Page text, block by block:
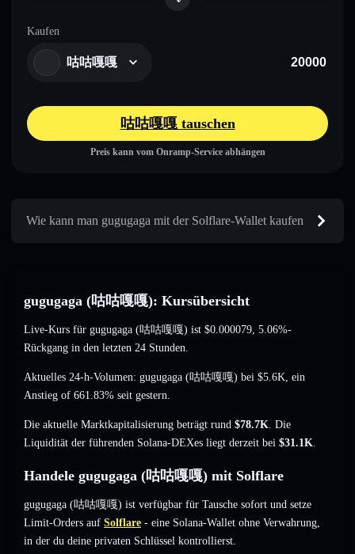
Kaufen
咕咕嘎嘎
咕咕嘎嘎 tauschen
Preis kann vom Onramp-Service abhängen
Wie kann man gugugaga mit der Solflare-Wallet kaufen
gugugaga (咕咕嘎嘎): Kursübersicht
Live-Kurs für gugugaga (咕咕嘎嘎) ist $0.000079, 5.06%-
Rückgang in den letzten 24 Stunden.
Aktuelles 24-h-Volumen: gugugaga (咕咕嘎嘎) bei $5.6K, ein
Anstieg of 661.83% seit gestern.
Die aktuelle Marktkapitalisierung beträgt rund $78.7K. Die
Liquidität der führenden Solana-DEXes liegt derzeit bei $31.1K.
Handele gugugaga (咕咕嘎嘎) mit Solflare
gugugaga (咕咕嘎嘎) ist verfügbar für Tausche sofort und setze
Limit-Orders auf Solflare - eine Solana-Wallet ohne Verwahrung,
in der du deine privaten Schlüssel kontrollierst.